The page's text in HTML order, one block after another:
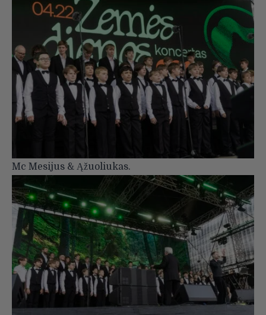
Mc Mesijus & Ąžuoliukas.